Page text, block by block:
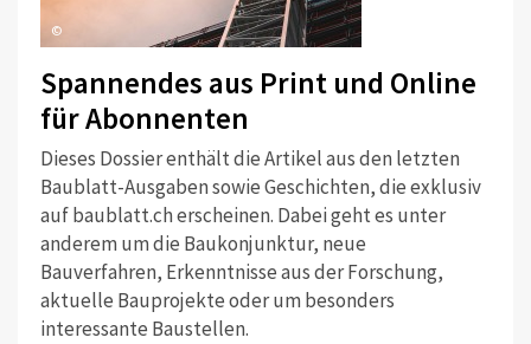
©
Spannendes aus Print und Online
für Abonnenten
Dieses Dossier enthält die Artikel aus den letzten
Baublatt-Ausgaben sowie Geschichten, die exklusiv
auf baublatt.ch erscheinen. Dabei geht es unter
anderem um die Baukonjunktur, neue
Bauverfahren, Erkenntnisse aus der Forschung,
aktuelle Bauprojekte oder um besonders
interessante Baustellen.